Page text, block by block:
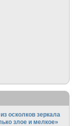
осколков зеркала
злое и мелкое»